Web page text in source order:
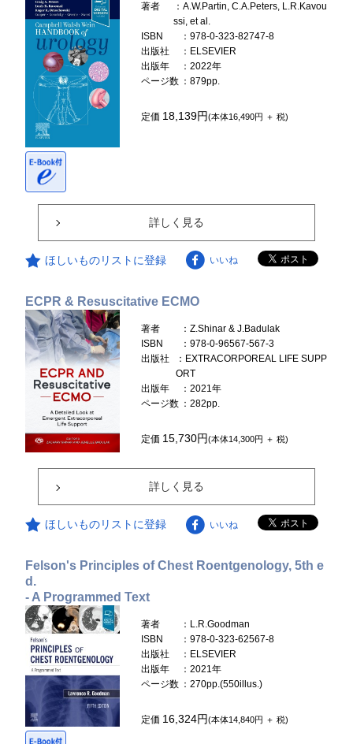
著者
：A.W.Partin, C.A.Peters, L.R.Kavou
ssi, et al.
ISBN
：978-0-323-82747-8
出版社
：ELSEVIER
出版年
：2022年
ページ数 ：879pp.
定価 18,139円(本体16,490円 ＋ 税)
詳しく見る
ほしいものリストに登録 いいね
ECPR & Resuscitative ECMO
著者
：Z.Shinar & J.Badulak
ISBN
：978-0-96567-567-3
出版社
：EXTRACORPOREAL LIFE SUPP
ORT
出版年
：2021年
ページ数 ：282pp.
定価 15,730円(本体14,300円 ＋ 税)
詳しく見る
ほしいものリストに登録 いいね
Felson's Principles of Chest Roentgenology, 5th e
d.
- A Programmed Text
著者
：L.R.Goodman
ISBN
：978-0-323-62567-8
出版社
：ELSEVIER
出版年
：2021年
ページ数 ：270pp.(550illus.)
定価 16,324円(本体14,840円 ＋ 税)